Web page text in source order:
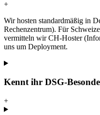
+
Wir hosten standardmäßig in
Rechenzentrum). Für
vermitteln wir CH-Hoster
uns um Deployment.
Kennt ihr DSG-
+